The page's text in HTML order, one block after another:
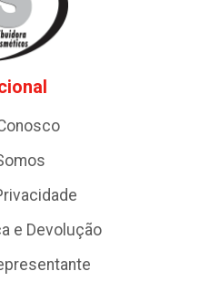
e Devolução